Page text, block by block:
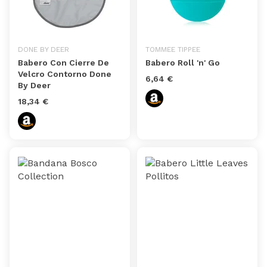
DONE BY DEER
Babero Con Cierre De
Velcro Contorno Done
By Deer
18,34 €
TOMMEE TIPPEE
Babero Roll 'n' Go
6,64 €